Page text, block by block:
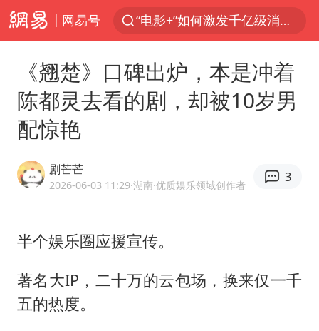
网易号
台风白海豚已进入24小时警戒线
中国女篮70-67险胜尼日利亚女篮
名创优品回应女子吐槽内裤质量差
U17国足点球大战淘汰河床晋级决赛
《翘楚》口碑出炉，本是冲着
陈都灵去看的剧，却被10岁男
配惊艳
剧芒芒
2026-06-03 11:29·湖南·优质娱乐领域创作者
3
半个娱乐圈应援宣传。
著名大IP，二十万的云包场，换来仅一千
五的热度。